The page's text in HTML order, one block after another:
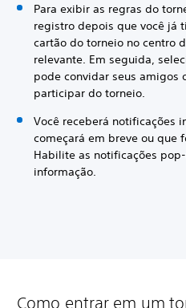
Para exibir as regras do
registro depois que você já
cartão do torneio no centro
relevante. Em seguida,
pode convidar seus amigos
participar do torneio.
Você receberá notificações
começará em breve ou que
Habilite as notificações
informação.
Como entrar em um